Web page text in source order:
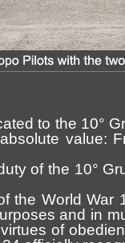
to the 10°
value:
of the 10°
the World
and in
of